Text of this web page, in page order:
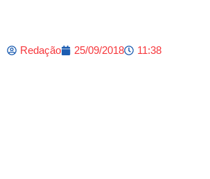
Redação 25/09/2018 11:38